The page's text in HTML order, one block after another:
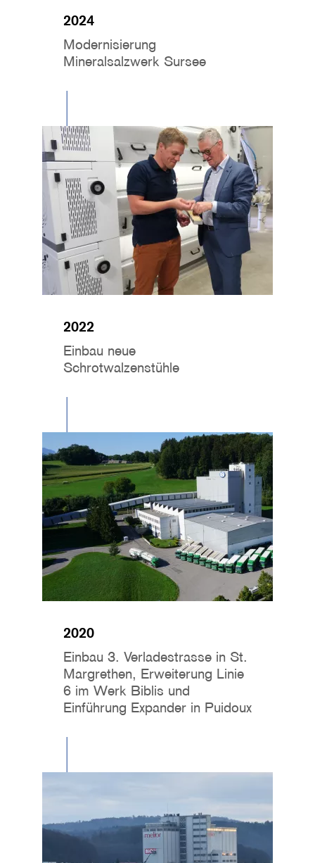
2024
Modernisierung
Mineralsalzwerk Sursee
Image
2022
Einbau neue
Schrotwalzenstühle
2020
Einbau 3. Verladestrasse in St.
Margrethen, Erweiterung Linie
6 im Werk Biblis und
Einführung Expander in Puidoux